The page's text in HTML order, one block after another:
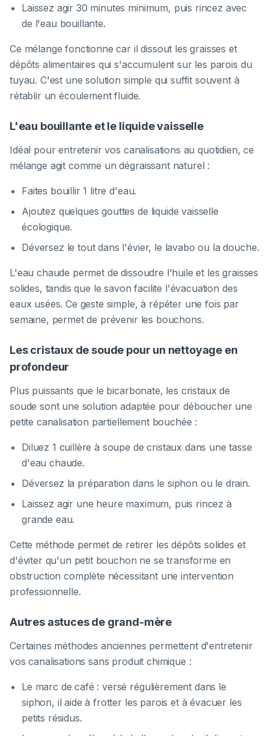
Laissez agir 30 minutes minimum, puis rincez avec
de l'eau bouillante.
Ce mélange fonctionne car il dissout les graisses et
dépôts alimentaires qui s'accumulent sur les parois du
tuyau. C'est une solution simple qui suffit souvent à
rétablir un écoulement fluide.
L'eau bouillante et le liquide vaisselle
Idéal pour entretenir vos canalisations au quotidien, ce
mélange agit comme un dégraissant naturel :
Faites bouillir 1 litre d'eau.
Ajoutez quelques gouttes de liquide vaisselle
écologique.
Déversez le tout dans l'évier, le lavabo ou la douche.
L'eau chaude permet de dissoudre l'huile et les graisses
solides, tandis que le savon facilite l'évacuation des
eaux usées. Ce geste simple, à répéter une fois par
semaine, permet de prévenir les bouchons.
Les cristaux de soude pour un nettoyage en
profondeur
Plus puissants que le bicarbonate, les cristaux de
soude sont une solution adaptée pour déboucher une
petite canalisation partiellement bouchée :
Diluez 1 cuillère à soupe de cristaux dans une tasse
d'eau chaude.
Déversez la préparation dans le siphon ou le drain.
Laissez agir une heure maximum, puis rincez à
grande eau.
Cette méthode permet de retirer les dépôts solides et
d'éviter qu'un petit bouchon ne se transforme en
obstruction complète nécessitant une intervention
professionnelle.
Autres astuces de grand-mère
Certaines méthodes anciennes permettent d'entretenir
vos canalisations sans produit chimique :
Le marc de café : versé régulièrement dans le
siphon, il aide à frotter les parois et à évacuer les
petits résidus.